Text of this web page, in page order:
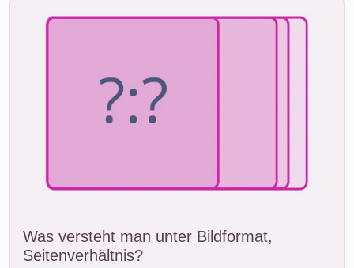
Was versteht man unter Bildformat,
Seitenverhältnis?